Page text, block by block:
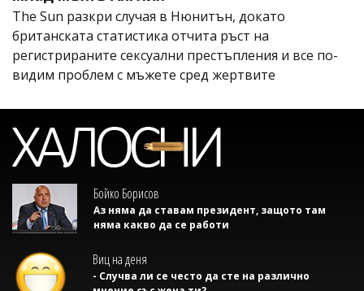
The Sun разкри случая в Нюнитън, докато
британската статистика отчита ръст на
регистрираните сексуални престъпления и все по-
видим проблем с мъжете сред жертвите
Бойко Борисов
Аз няма да ставам президент, защото там
няма какво да се работи
Виц на деня
- Случва ли се често да сте на различно